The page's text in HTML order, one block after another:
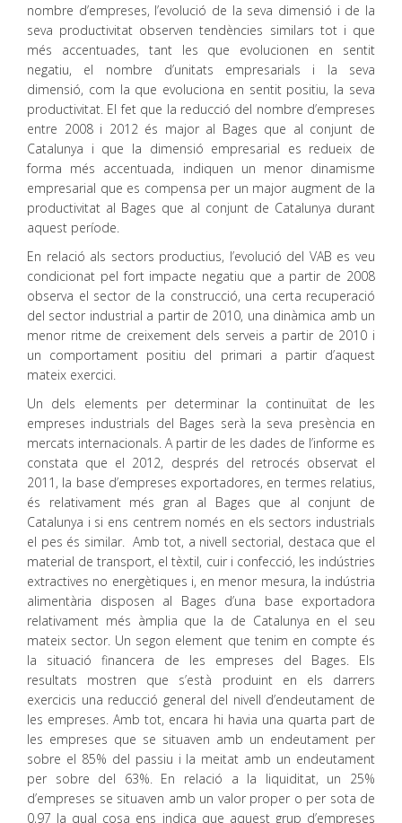
nombre d’empreses, l’evolució de la seva dimensió i de la
seva productivitat observen tendències similars tot i que
més accentuades, tant les que evolucionen en sentit
negatiu, el nombre d’unitats empresarials i la seva
dimensió, com la que evoluciona en sentit positiu, la seva
productivitat. El fet que la reducció del nombre d’empreses
entre 2008 i 2012 és major al Bages que al conjunt de
Catalunya i que la dimensió empresarial es redueix de
forma més accentuada, indiquen un menor dinamisme
empresarial que es compensa per un major augment de la
productivitat al Bages que al conjunt de Catalunya durant
aquest període.
En relació als sectors productius, l’evolució del VAB es veu
condicionat pel fort impacte negatiu que a partir de 2008
observa el sector de la construcció, una certa recuperació
del sector industrial a partir de 2010, una dinàmica amb un
menor ritme de creixement dels serveis a partir de 2010 i
un comportament positiu del primari a partir d’aquest
mateix exercici.
Un dels elements per determinar la continuïtat de les
empreses industrials del Bages serà la seva presència en
mercats internacionals. A partir de les dades de l’informe es
constata que el 2012, després del retrocés observat el
2011, la base d’empreses exportadores, en termes relatius,
és relativament més gran al Bages que al conjunt de
Catalunya i si ens centrem només en els sectors industrials
el pes és similar. Amb tot, a nivell sectorial, destaca que el
material de transport, el tèxtil, cuir i confecció, les indústries
extractives no energètiques i, en menor mesura, la indústria
alimentària disposen al Bages d’una base exportadora
relativament més àmplia que la de Catalunya en el seu
mateix sector. Un segon element que tenim en compte és
la situació financera de les empreses del Bages. Els
resultats mostren que s’està produint en els darrers
exercicis una reducció general del nivell d’endeutament de
les empreses. Amb tot, encara hi havia una quarta part de
les empreses que se situaven amb un endeutament per
sobre el 85% del passiu i la meitat amb un endeutament
per sobre del 63%. En relació a la liquiditat, un 25%
d’empreses se situaven amb un valor proper o per sota de
0,97 la qual cosa ens indica que aquest grup d’empreses